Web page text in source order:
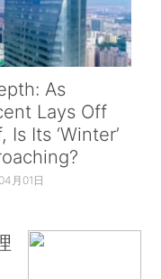
As
Lays Off
Is Its ‘Winter’
月01日